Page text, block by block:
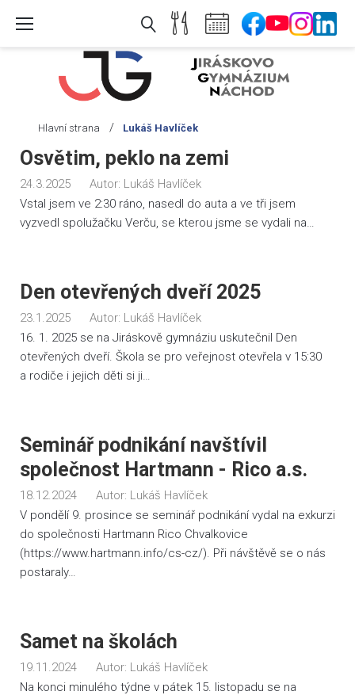
Hlavní strana / Lukáš Havlíček
Autor:
Lukáš
Havlíček
Osvětim, peklo na zemi
24.3.2025 Autor: Lukáš Havlíček
Vstal jsem ve 2:30 ráno, nasedl do auta a ve tři jsem
vyzvedl spolužačku Verču, se kterou jsme se vydali na…
Den otevřených dveří 2025
23.1.2025 Autor: Lukáš Havlíček
16. 1. 2025 se na Jiráskově gymnáziu uskutečnil Den
otevřených dveří. Škola se pro veřejnost otevřela v 15:30
a rodiče i jejich děti si ji…
Seminář podnikání navštívil
společnost Hartmann - Rico a.s.
18.12.2024 Autor: Lukáš Havlíček
V pondělí 9. prosince se seminář podnikání vydal na exkurzi
do společnosti Hartmann Rico Chvalkovice
(https://www.hartmann.info/cs-cz/). Při návštěvě se o nás
postaraly…
Samet na školách
19.11.2024 Autor: Lukáš Havlíček
Na konci minulého týdne v pátek 15. listopadu se na